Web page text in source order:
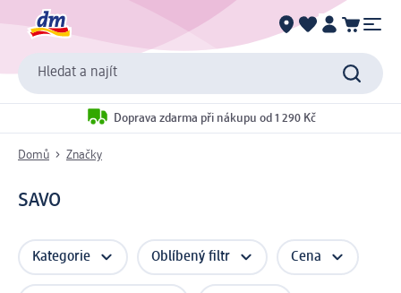
Hledat a najít
Doprava zdarma při nákupu od 1 290 Kč
Domů Značky
SAVO
Kategorie Oblíbený filtr Cena